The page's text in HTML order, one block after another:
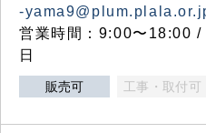
-
営業時間：9:00〜18:00 /
日
販売可 工事・取付可